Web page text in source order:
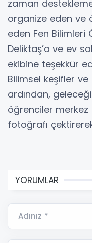
zaman
organize eden ve
eden Fen
Deliktaş’a ve ev
ekibine teşekkür
Bilimsel keşifler ve
ardından,
öğrenciler
fotoğrafı
YORUMLAR
Adınız *